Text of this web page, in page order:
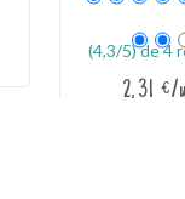
(4,3/5) de 4
2,31 €/